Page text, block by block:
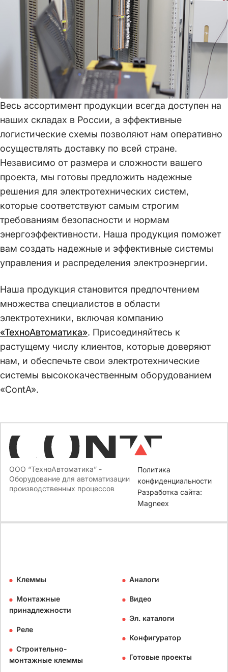
Весь ассортимент продукции всегда доступен на
наших складах в России, а эффективные
логистические схемы позволяют нам оперативно
осуществлять доставку по всей стране.
Независимо от размера и сложности вашего
проекта, мы готовы предложить надежные
решения для электротехнических систем,
которые соответствуют самым строгим
требованиям безопасности и нормам
энергоэффективности. Наша продукция поможет
вам создать надежные и эффективные системы
управления и распределения электроэнергии.
Наша продукция становится предпочтением
множества специалистов в области
электротехники, включая компанию
«ТехноАвтоматика». Присоединяйтесь к
растущему числу клиентов, которые доверяют
нам, и обеспечьте свои электротехнические
системы высококачественным оборудованием
«ContA».
ООО “ТехноАвтоматика” -
Оборудование для автоматизации
производственных процессов
Политика
конфиденциальности
Разработка сайта:
Magneex
Клеммы
Монтажные
принадлежности
Реле
Строительно-
монтажные клеммы
Аналоги
Видео
Эл. каталоги
Конфигуратор
Готовые проекты